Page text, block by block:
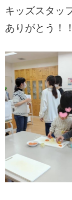
キッズスタッ
ありがとう！！